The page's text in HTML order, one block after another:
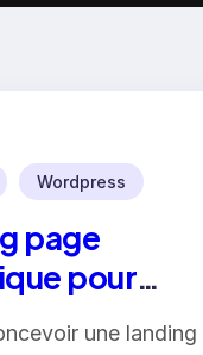
Wordpress
page
pour
une landing